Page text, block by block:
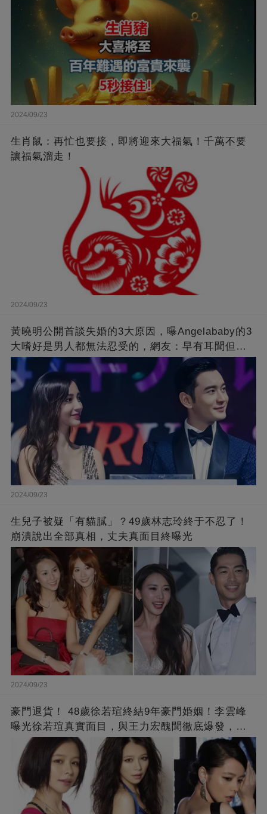
2024/09/23
生肖鼠：再忙也要接，即將迎來大福氣！千萬不要
讓福氣溜走！
2024/09/23
黃曉明公開首談失婚的3大原因，曝Angelababy的3
大嗜好是男人都無法忍受的，網友：早有耳聞但想
不到那麼嚴重！
2024/09/23
生兒子被疑「有貓膩」？49歲林志玲終于不忍了！
崩潰說出全部真相，丈夫真面目終曝光
2024/09/23
豪門退貨！ 48歲徐若瑄終結9年豪門婚姻！李雲峰
曝光徐若瑄真實面目，與王力宏醜聞徹底爆發，原
來李靚蕾說的都是真的 ！